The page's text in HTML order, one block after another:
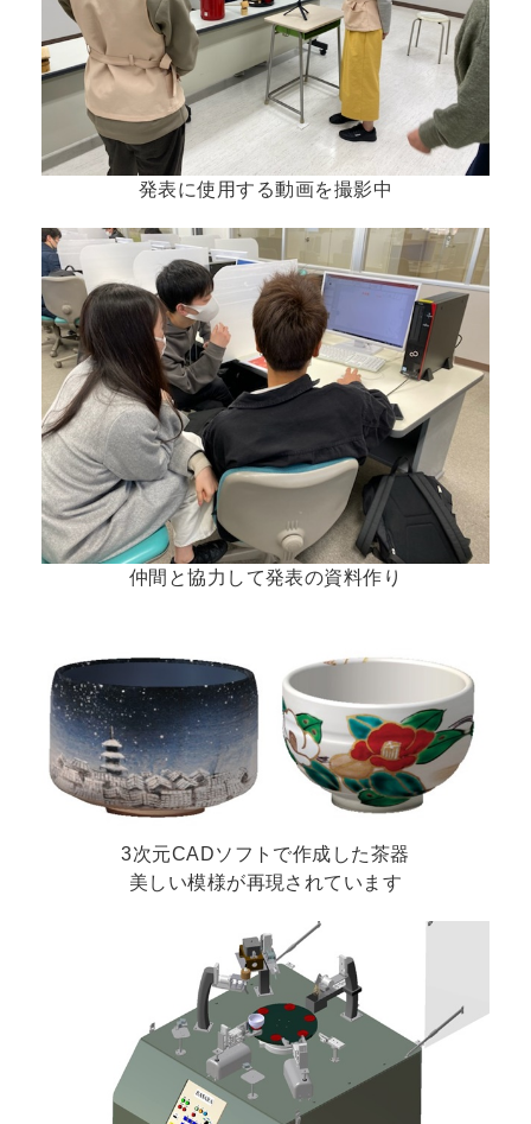
発表に使用する動画を撮影中
仲間と協力して発表の資料作り
3次元CADソフトで作成した茶器
美しい模様が再現されています